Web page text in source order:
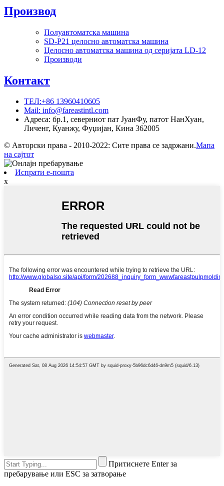
Производ
Полуавтоматска машина
SD-P21 целосно автоматска машина
Целосно автоматска машина од серијата LD-12
Производи
Контакт
ТЕЛ:+86 13960410605
Mail: info@fareastintl.com
Адреса: бр.1, северниот пат ЈуанФу, патот НанХуан,
Личенг, Куанжу, Фуџијан, Кина 362005
© Авторски права - 2010-2022: Сите права се задржани.Мапа
на сајтот
Испрати е-пошта
x
Притиснете Enter за
пребарување или ESC за затворање